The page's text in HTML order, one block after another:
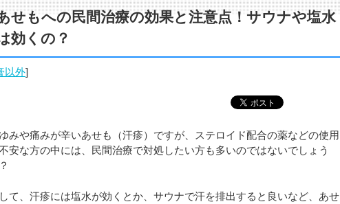
せもへの民間治療の効果と注意点！サウナや塩水
効くの？
以外]
みや痛みが辛いあせも（汗疹）ですが、ステロイド配合の薬などの使用
安な方の中には、民間治療で対処したい方も多いのではないでしょう
て、汗疹には塩水が効くとか、サウナで汗を排出すると良いなど、あせ